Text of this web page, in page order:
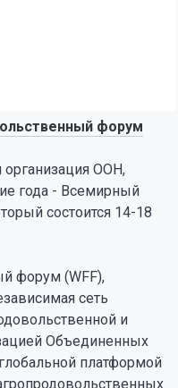
форум
ООН,
года - Всемирный
состоится 14-18
форум (WFF),
сеть
и
Объединенных
платформой